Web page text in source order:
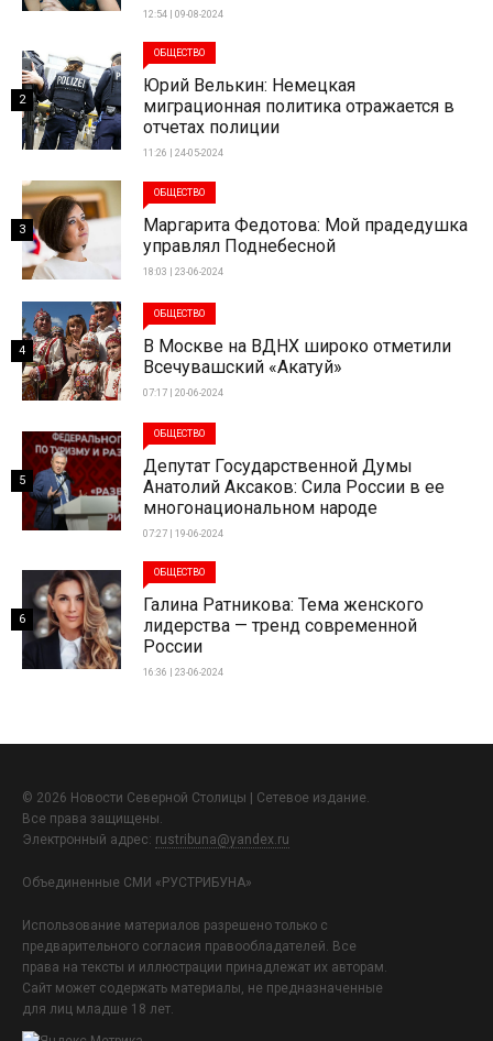
12:54 | 09-08-2024
ОБЩЕСТВО
Юрий Велькин: Немецкая
миграционная политика отражается в
отчетах полиции
11:26 | 24-05-2024
2
ОБЩЕСТВО
Маргарита Федотова: Мой прадедушка
управлял Поднебесной
18:03 | 23-06-2024
3
ОБЩЕСТВО
В Москве на ВДНХ широко отметили
Всечувашский «Акатуй»
07:17 | 20-06-2024
4
ОБЩЕСТВО
Депутат Государственной Думы
Анатолий Аксаков: Сила России в ее
многонациональном народе
07:27 | 19-06-2024
5
ОБЩЕСТВО
Галина Ратникова: Тема женского
лидерства — тренд современной
России
16:36 | 23-06-2024
6
© 2026 Новости Северной Столицы | Сетевое издание.
Все права защищены.
Электронный адрес: rustribuna@yandex.ru
Объединенные СМИ «РУСТРИБУНА»
Использование материалов разрешено только с
предварительного согласия правообладателей. Все
права на тексты и иллюстрации принадлежат их авторам.
Сайт может содержать материалы, не предназначенные
для лиц младше 18 лет.